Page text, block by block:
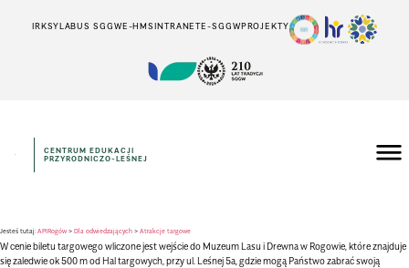
IRKSYLABUS SGGWE-HMSINTRANETE-SGGWPROJEKTY
CENTRUM EDUKACJI
PRZYRODNICZO-LEŚNEJ
Jesteś tutaj: APIRogów > Dla odwiedzających > Atrakcje targowe
W cenie biletu targowego wliczone jest wejście do Muzeum Lasu i Drewna w Rogowie, które znajduje
się zaledwie ok 500 m od Hal targowych, przy ul. Leśnej 5a, gdzie mogą Państwo zabrać swoją